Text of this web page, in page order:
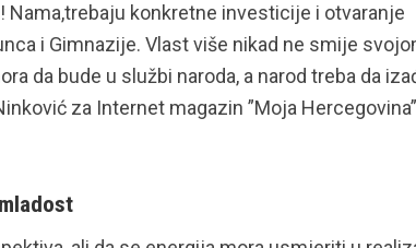
konkretne investicije i otvaranje
i Gimnazije. Vlast više nikad ne smije
da bude u službi naroda, a narod treba da
za Internet magazin ”Moja